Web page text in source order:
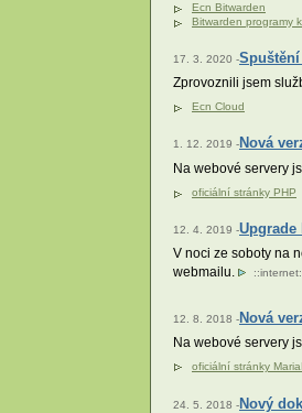
Ecn Bitwarden
Bitwarden programy
17. 3. 2020 -
Zprovoznili jsem
Ecn Cloud
1. 12. 2019 -Nová
Na webové servery
oficiální stránky PHP
12. 4. 2019 -Upgrade
V noci ze soboty na
webmailu.
::internet
12. 8. 2018 -Nová
Na webové servery
oficiální stránky
24. 5. 2018 -Nový